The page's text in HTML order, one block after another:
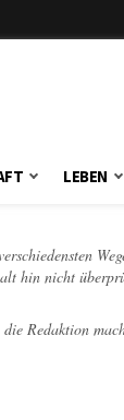
LEBEN
hin nicht